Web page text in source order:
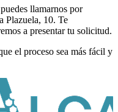
llamarnos por
Plazuela, 10. Te
a presentar tu solicitud.
el proceso sea más fácil y